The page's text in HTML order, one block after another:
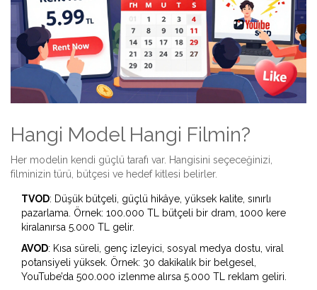
Hangi Model Hangi Filmin?
Her modelin kendi güçlü tarafı var. Hangisini seçeceğinizi,
filminizin türü, bütçesi ve hedef kitlesi belirler.
TVOD: Düşük bütçeli, güçlü hikâye, yüksek kalite, sınırlı
pazarlama. Örnek: 100.000 TL bütçeli bir dram, 1000 kere
kiralanırsa 5.000 TL gelir.
AVOD: Kısa süreli, genç izleyici, sosyal medya dostu, viral
potansiyeli yüksek. Örnek: 30 dakikalık bir belgesel,
YouTube’da 500.000 izlenme alırsa 5.000 TL reklam geliri.